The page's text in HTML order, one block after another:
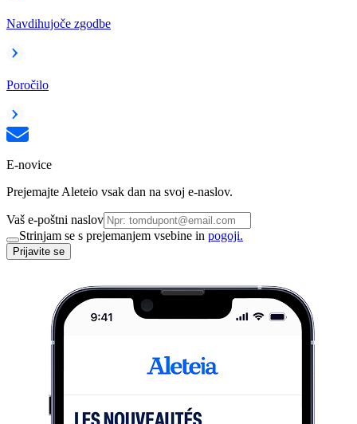
Navdihujoče zgodbe
Poročilo
E-novice
Prejemajte Aleteio vsak dan na svoj e-naslov.
Vaš e-poštni naslov
Strinjam se s prejemanjem vsebine in pogoji.
Prijavite se